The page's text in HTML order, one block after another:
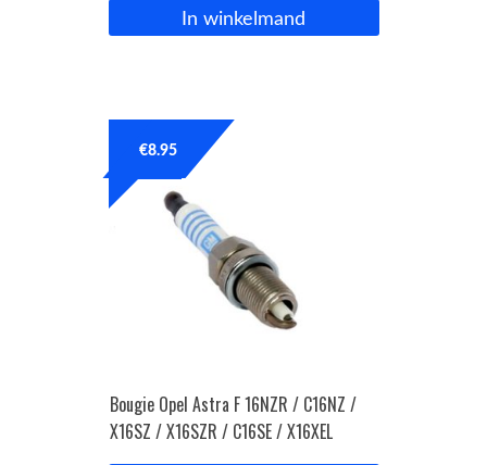
In winkelmand
Bougie Opel Astra F 16NZR / C16NZ /
X16SZ / X16SZR / C16SE / X16XEL
€8.95